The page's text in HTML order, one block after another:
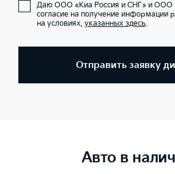
Даю ООО «Киа Россия и СНГ» и ООО
согласие на получение информации
на условиях, указанных здесь.
Отправить заявку
Авто в